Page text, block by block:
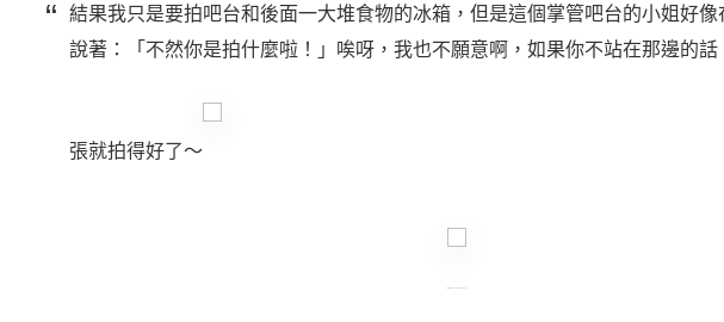
結果我只是要拍吧台和後面一大堆食物的冰箱，但是這個掌管吧台的小姐好
說著：「不然你是拍什麼啦！」唉呀，我也不願意啊，如果你不站在那邊的
張就拍得好了～